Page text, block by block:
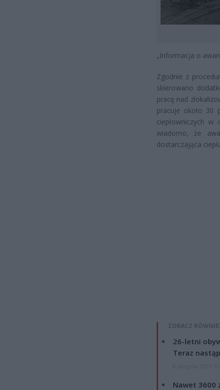
„Informacja o
Zgodnie z
skierowano
pracę nad
pracuje około 30
ciepłowniczych w
wiadomo, że
dostarczająca
ZOBACZ
26-letni
Teraz
Nawet 3600